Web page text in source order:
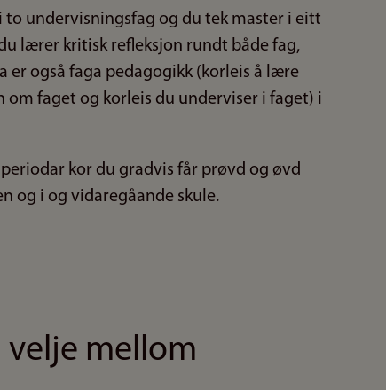
undervisningsfag og du tek master i eitt
lærer kritisk refleksjon rundt både fag,
også faga pedagogikk (korleis å lære
faget og korleis du underviser i faget) i
kor du gradvis får prøvd og øvd
og i og vidaregåande skule.
velje mellom